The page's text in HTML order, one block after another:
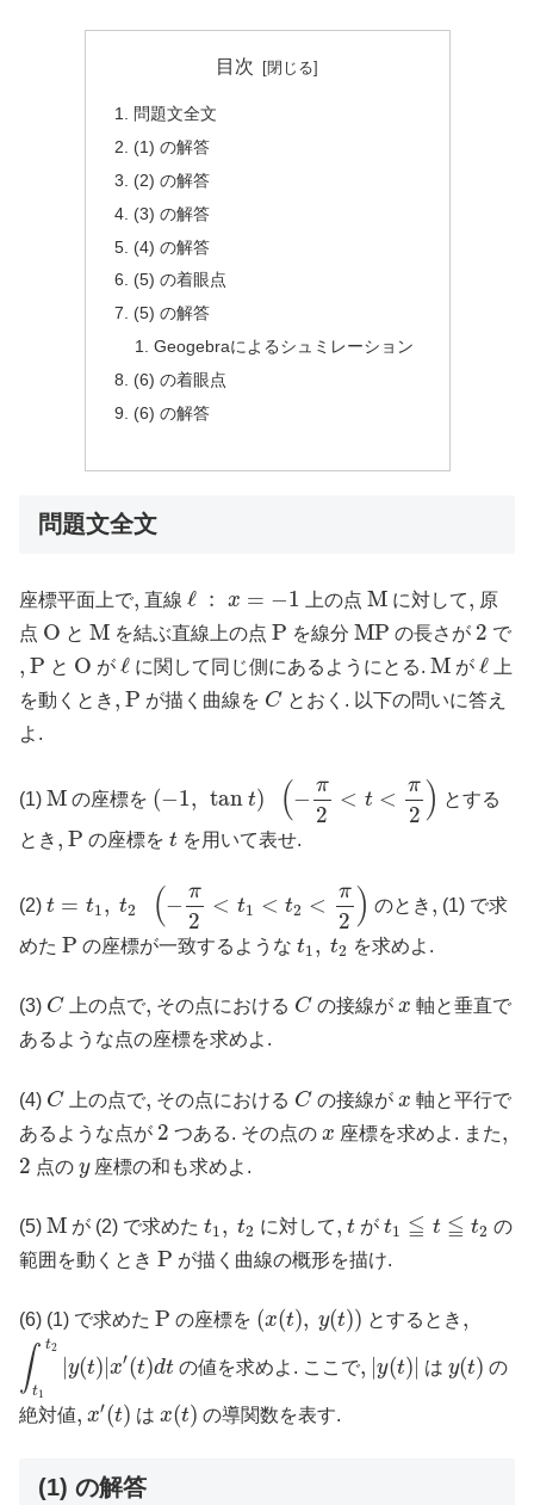
目次
問題文全文
(1) の解答
(2) の解答
(3) の解答
(4) の解答
(5) の着眼点
(5) の解答
Geogebraによるシュミレーション
(6) の着眼点
(6) の解答
問題文全文
座標平面上で,, 直線 ℓ : x = −1
ℓ 上の点 M
M に対して,, 原
点 O
O と M
M を結ぶ直線上の点 P
P を線分 MP
MP の長さが 2
2 で
,, P
P と O
O が ℓ
ℓ に関して同じ側にあるようにとる. M
M が ℓ
ℓ
上
を動くとき ,, P
P が描く曲線を C
Cとおく. 以下の問いに答え
よ.
(1) M
M の座標を (−1, tan t) (−
π
2
< t <
π
2 )
π2 <t<
とする
とき ,, P
P の座標を t
t を用いて表せ.
(2) t = t1, t2 (−
π
2
< t1 < t2 <
π
2 )
π2 <t1
のとき ,, (1) で求
めた P
P の座標が一致するような t1, t2
t t2 を求めよ.
(3) C
C上の点で,
, その点における C
Cの接線が x
x 軸と垂直で
あるような点の座標を求めよ.
(4) C
C上の点で,
, その点における C
Cの接線が x
x 軸と平行で
あるような点が 2
2 つある. その点の x
x 座標を求めよ. また,,
2
2 点の y
y座標の和も求めよ.
(5) M
M が (2) で求めた t1, t2
t t2 に対して,, t
t がt1 ≦ t ≦ t2
t ≦t≦ t 2
の
範囲を動くとき P
P が描く曲線の概形を描け.
(6) (1) で求めた P
P の座標を (x(t), y(t))
( (t), t)) とするとき ,,
∫ t2
t1
|y(t) |x′(t)dt
∫ 1t2 |
の値を求めよ. ここで,, |y(t)
| (t)| は y(t)
(t) の
絶対値,, x′(t)
′(t) は x(t)
(t) の導関数を表す.
(1) の解答